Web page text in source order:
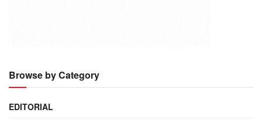
Browse by Category
EDITORIAL